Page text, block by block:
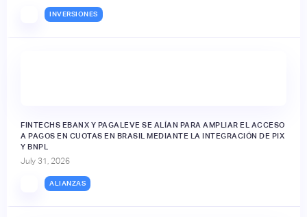
INVERSIONES
FINTECHS EBANX Y PAGALEVE SE ALÍAN PARA AMPLIAR EL ACCESO
A PAGOS EN CUOTAS EN BRASIL MEDIANTE LA INTEGRACIÓN DE PIX
Y BNPL
July 31, 2026
ALIANZAS